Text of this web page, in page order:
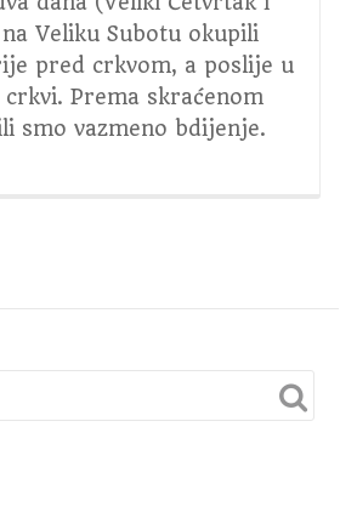
Veliku Subotu okupili
pred crkvom, a poslije u
Prema skraćenom
smo vazmeno bdijenje.